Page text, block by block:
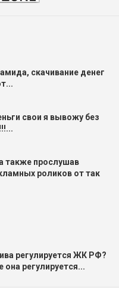
скачивание денег
свои я вывожу без
также прослушав
роликов от так
регулируется ЖК РФ?
она регулируется...